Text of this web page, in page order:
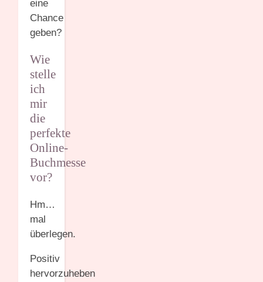
eine
Chance
geben?
Wie
stelle
ich
mir
die
perfekte
Online-
Buchmesse
vor?
Hm…
mal
überlegen.
Positiv
hervorzuheben